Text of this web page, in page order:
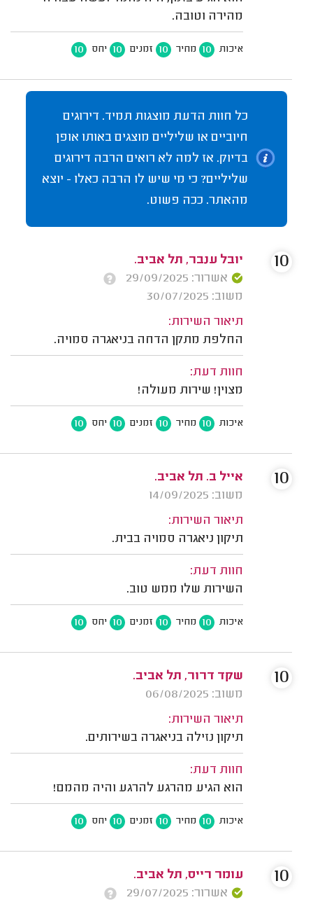
מהירה וטובה.
איכות 10 מחיר 10 זמנים 10 יחס 10
כל חוות הדעת מוצגות תמיד. דירוגים
חיוביים או שליליים מוצגים באותו אופן
בדיוק. אז למה לא רואים הרבה דירוגים
שליליים? כי מי שיש לו הרבה כאלו - יוצא
מהאתר. ככה פשוט.
יובל ענבר, תל אביב.
אשרור: 29/09/2025
משוב: 30/07/2025
תיאור השירות:
החלפת מתקן הדחה בניאגרה סמויה.
חוות דעת:
מצוין! שירות מעולה!
איכות 10 מחיר 10 זמנים 10 יחס 10
10
אייל ב. תל אביב.
משוב: 14/09/2025
תיאור השירות:
תיקון ניאגרה סמויה בבית.
חוות דעת:
השירות שלו ממש טוב.
איכות 10 מחיר 10 זמנים 10 יחס 10
10
שקד דרור, תל אביב.
משוב: 06/08/2025
תיאור השירות:
תיקון נזילה בניאגרה בשירותים.
חוות דעת:
הוא הגיע מהרגע להרגע והיה מהמם!
איכות 10 מחיר 10 זמנים 10 יחס 10
10
עומר רייס, תל אביב.
אשרור: 29/07/2025
10